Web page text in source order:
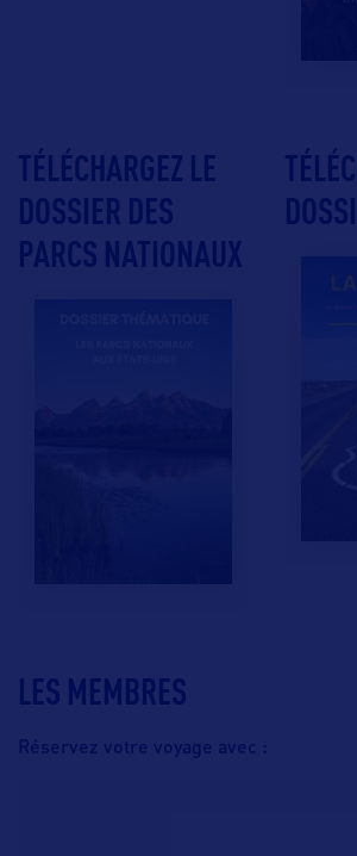
LES MEMBRES
Réservez votre voyage avec :
TÉLÉCHARGEZ LE
DOSSIER DES
PARCS NATIONAUX